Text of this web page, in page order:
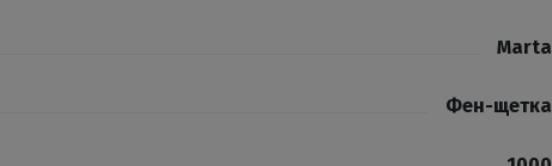
Marta
Фен-щетка